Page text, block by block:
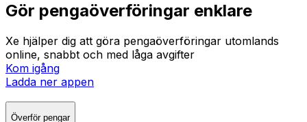
Gör pengaöverföringar enklare
Xe hjälper dig att göra pengaöverföringar utomlands
online, snabbt och med låga avgifter
Kom igång
Ladda ner appen
Överför pengar